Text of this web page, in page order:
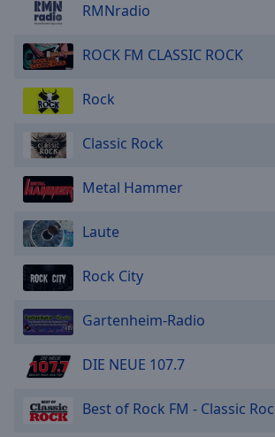
RMNradio
ROCK FM CLASSIC ROCK
Rock
Classic Rock
Metal Hammer
Laute
Rock City
Gartenheim-Radio
DIE NEUE 107.7
Best of Rock FM - Classic